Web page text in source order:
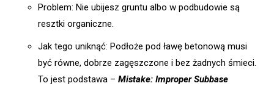
Problem: Nie ubijesz gruntu albo w podbudowie są
resztki organiczne.
Jak tego uniknąć: Podłoże pod ławę betonową musi
być równe, dobrze zagęszczone i bez żadnych śmieci.
To jest podstawa – Mistake: Improper Subbase